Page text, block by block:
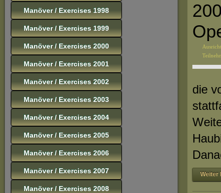
Manöver / Exercises 1998
Manöver / Exercises 1999
Manöver / Exercises 2000
Manöver / Exercises 2001
Manöver / Exercises 2002
Manöver / Exercises 2003
Manöver / Exercises 2004
Manöver / Exercises 2005
Manöver / Exercises 2006
Manöver / Exercises 2007
Manöver / Exercises 2008
die
Weiter